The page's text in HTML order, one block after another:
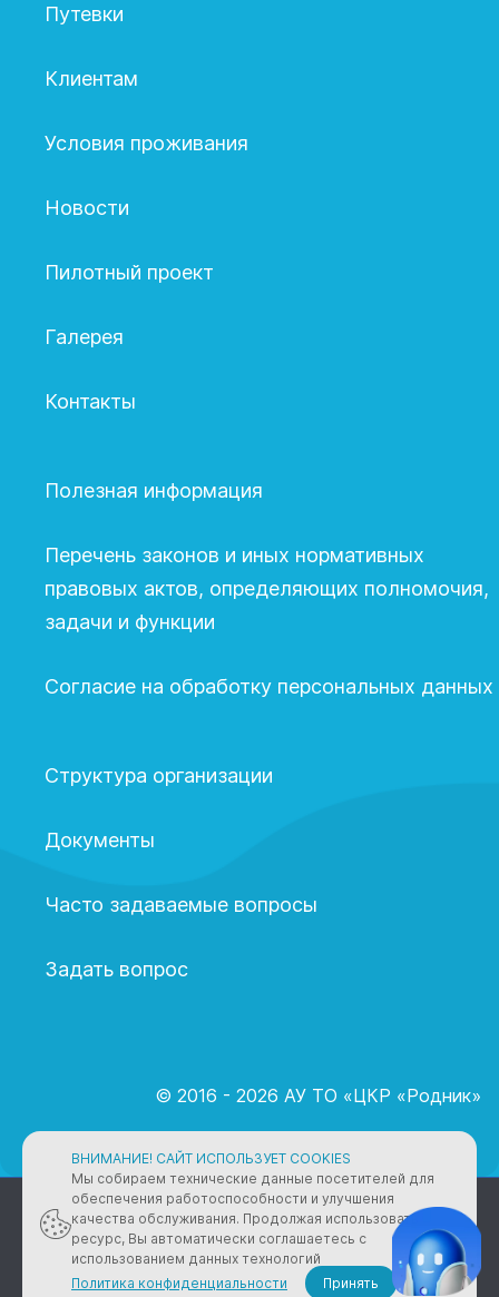
Путевки
Клиентам
Условия проживания
Новости
Пилотный проект
Галерея
Контакты
Полезная информация
Перечень законов и иных нормативных
правовых актов, определяющих полномочия,
задачи и функции
Согласие на обработку персональных данных
Структура организации
Документы
Часто задаваемые вопросы
Задать вопрос
© 2016 - 2026 АУ ТО «ЦКР «Родник»
ВНИМАНИЕ! САЙТ ИСПОЛЬЗУЕТ COOKIES
Мы собираем технические данные посетителей для
обеспечения работоспособности и улучшения
качества обслуживания. Продолжая использовать
ресурс, Вы автоматически соглашаетесь с
использованием данных технологий
Политика конфиденциальности
Принять
ПОЛИТИКА КОНФИДЕНЦИАЛЬНОСТИ
2005 - 2026 © АУ ТО «ЦКР «Родник»
Создание и